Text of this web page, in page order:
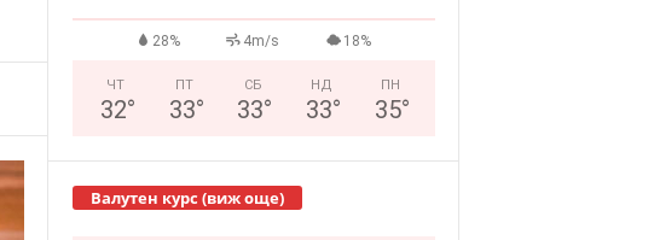
28% 4m/s 18%
ЧТ
32°
ПТ
33°
СБ
33°
НД
33°
ПН
35°
Валутен курс (виж още)